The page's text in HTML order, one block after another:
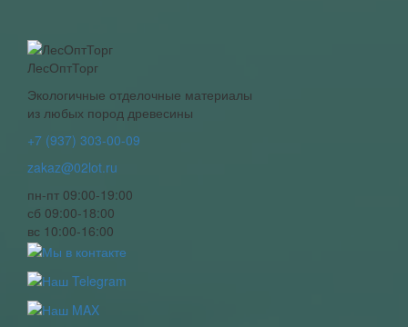
ЛесОптТорг
Экологичные отделочные материалы
из любых пород древесины
+7 (937) 303-00-09
zakaz@02lot.ru
пн-пт 09:00-19:00
сб 09:00-18:00
вс 10:00-16:00